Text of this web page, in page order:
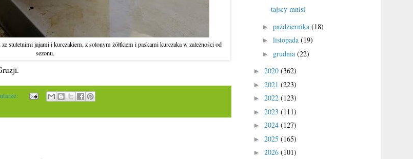
stuletnimi jajami i kurczakiem, z solonym żółtkiem i paskami kurczaka w zależności od
sezonu.
tajscy mnisi
► października (18)
► listopada (19)
► grudnia (22)
► 2020 (362)
► 2021 (223)
► 2022 (123)
► 2023 (111)
► 2024 (127)
► 2025 (165)
► 2026 (101)